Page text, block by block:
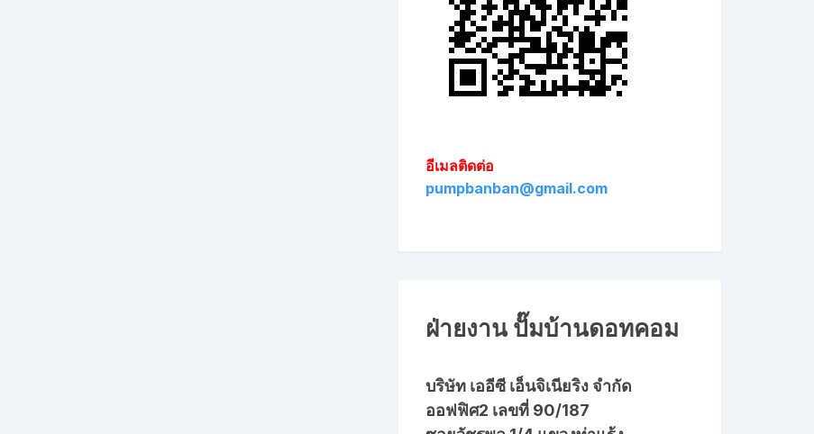
อีเมลติดต่อ
pumpbanban@gmail.com
ฝ่ายงาน ปั๊มบ้านดอทคอม
บริษัท เออีซี เอ็นจิเนียริง จำกัด
ออฟฟิศ2 เลขที่ 90/187